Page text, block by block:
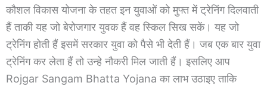
कौशल विकास योजना के तहत इन युवाओं को मुफ्त में ट्रेनिंग दिलवाती
हैं ताकी यह जो बेरोजगार युवक हैं वह स्किल सिख सकें। यह जो
ट्रेनिंग होती हैं इसमें सरकार युवा को पैसे भी देती हैं। जब एक बार युवा
ट्रेनिंग कर लेता हैं तो उन्हे नौकरी मिल जाती हैं। इसलिए आप
Rojgar Sangam Bhatta Yojana का लाभ उठाइए ताकि